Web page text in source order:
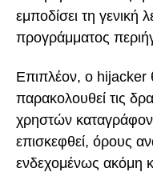
εμποδίσει τη γενική
προγράμματος
Επιπλέον, ο
παρακολουθεί τις
χρηστών
επισκεφθεί, όρους
ενδεχομένως ακόμη